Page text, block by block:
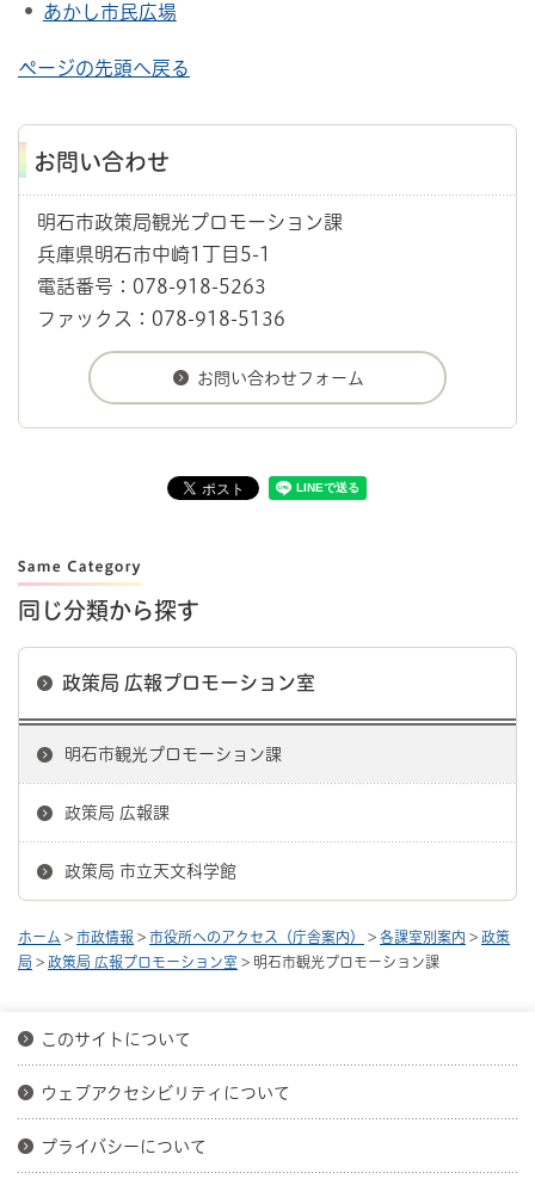
あかし市民広場
ページの先頭へ戻る
お問い合わせ
明石市政策局観光プロモーション課
兵庫県明石市中崎1丁目5-1
電話番号：078-918-5263
ファックス：078-918-5136
同じ分類から探す
政策局 広報プロモーション室
明石市観光プロモーション課
政策局 広報課
政策局 市立天文科学館
ホーム > 市政情報 > 市役所へのアクセス（庁舎案内） > 各課室別案内 > 政策
局 > 政策局 広報プロモーション室 > 明石市観光プロモーション課
このサイトについて
ウェブアクセシビリティについて
プライバシーについて